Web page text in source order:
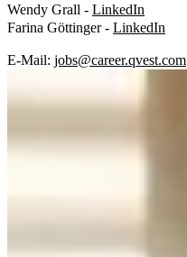
Wendy Grall - LinkedIn
Farina Göttinger - LinkedIn
E-Mail: jobs@career.qvest.com